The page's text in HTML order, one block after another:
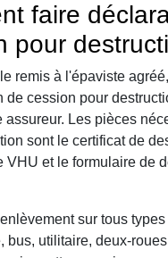
faire
pour
remis à l'épaviste
de cession pour
assureur. Les pièces
sont le certificat de
VHU et le formulaire de
sur tous
bus, utilitaire, deux-